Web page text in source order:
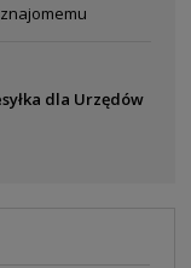
dla Urzędów